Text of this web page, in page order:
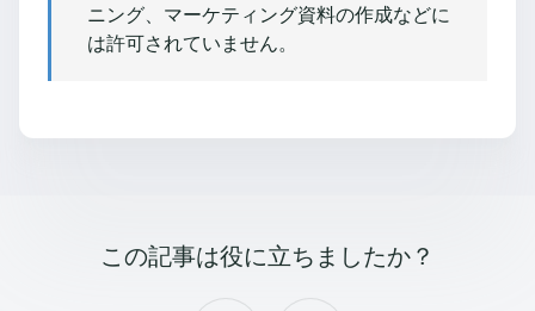
ニング、マーケティング資料の作成などに
は許可されていません。
この記事は役に立ちましたか？